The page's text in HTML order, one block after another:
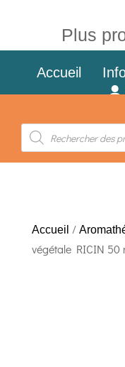
Plus
Accueil
Recherche
produits
Accueil /
végétale RICIN 50